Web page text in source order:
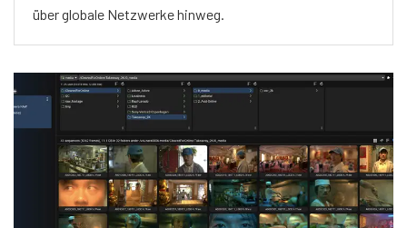
über globale Netzwerke hinweg.